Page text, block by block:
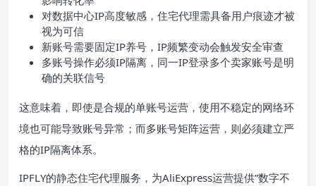
对数据中心IP高度敏感，住宅代理需具备用户痕迹才被
视为可信
新账号需要固定IP养号，IP频繁变动会触发安全审查
多账号操作必须IP隔离，同一IP登录多个卖家账号是明
确的关联信号
这意味着，即使是合规的单账号运营，使用不稳定的网络环
境也可能导致账号异常；而多账号矩阵运营，则必须建立严
格的IP隔离体系。
IPFLY的静态住宅代理服务，为AliExpress运营提供”数字不